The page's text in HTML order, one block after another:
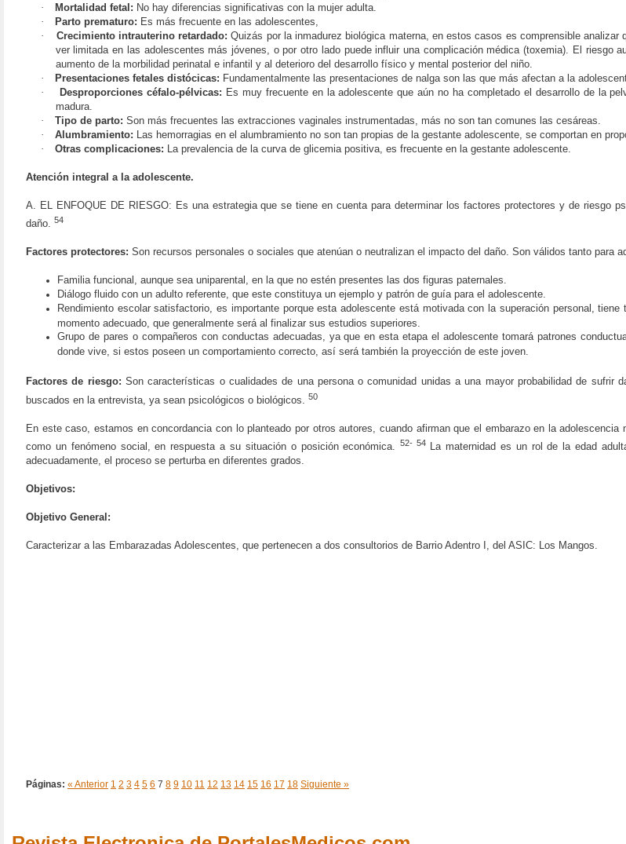
·
Mortalidad fetal: No hay diferencias significativas con la mujer adulta.
·
Parto prematuro: Es más frecuente en las adolescentes,
·
Crecimiento intrauterino retardado: Quizás por la inmadurez biológica materna, en estos casos es comprensible
ver limitada en las adolescentes más jóvenes, o por otro lado puede influir una complicación médica (toxemia). El riesgo
aumento de la morbilidad perinatal e infantil y al deterioro del desarrollo físico y mental posterior del niño.
·
Presentaciones fetales distócicas: Fundamentalmente las presentaciones de nalga son las que más afectan a la
·
Desproporciones céfalo-pélvicas: Es muy frecuente en la adolescente que aún no ha completado el desarrollo de la
madura.
·
Tipo de parto: Son más frecuentes las extracciones vaginales instrumentadas, más no son tan comunes las cesáreas.
·
Alumbramiento: Las hemorragias en el alumbramiento no son tan propias de la gestante adolescente, se comportan en
·
Otras complicaciones: La prevalencia de la curva de glicemia positiva, es frecuente en la gestante adolescente.
Atención integral a la adolescente.
A. EL ENFOQUE DE RIESGO: Es una estrategia que se tiene en cuenta para determinar los factores protectores y de riesgo
daño. 54
Factores protectores: Son recursos personales o sociales que atenúan o neutralizan el impacto del daño. Son válidos tanto para
Familia funcional, aunque sea uniparental, en la que no estén presentes las dos figuras paternales.
Diálogo fluido con un adulto referente, que este constituya un ejemplo y patrón de guía para el adolescente.
Rendimiento escolar satisfactorio, es importante porque esta adolescente está motivada con la superación personal,
momento adecuado, que generalmente será al finalizar sus estudios superiores.
Grupo de pares o compañeros con conductas adecuadas, ya que en esta etapa el adolescente tomará patrones
donde vive, si estos poseen un comportamiento correcto, así será también la proyección de este joven.
Factores de riesgo: Son características o cualidades de una persona o comunidad unidas a una mayor probabilidad de
buscados en la entrevista, ya sean psicológicos o biológicos.
50
En este caso, estamos en concordancia con lo planteado por otros autores, cuando afirman que el embarazo en la
como un fenómeno social, en respuesta a su situación o posición económica.52- 54 La maternidad es un rol de la edad
adecuadamente, el proceso se perturba en diferentes grados.
Objetivos:
Objetivo General:
Caracterizar a las Embarazadas Adolescentes, que pertenecen a dos consultorios de Barrio Adentro I, del ASIC: Los Mangos.
Páginas: « Anterior 1 2 3 4 5 6 7 8 9 10 11 12 13 14 15 16 17 18 Siguiente »